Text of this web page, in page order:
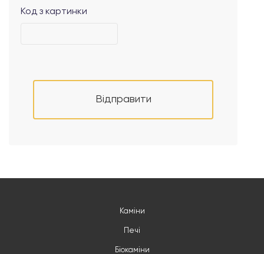
Код з картинки
Відправити
Каміни
Печі
Біокаміни